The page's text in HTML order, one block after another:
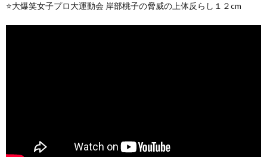
⭐️大爆笑女子プロ大運動会 岸部桃子の脅威の上体反らし１２cm